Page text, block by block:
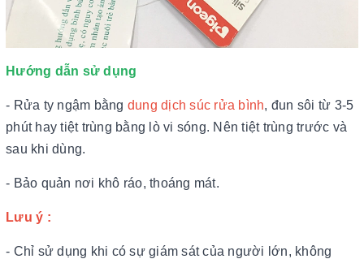
Hướng dẫn sử dụng
- Rửa ty ngậm bằng dung dịch súc rửa bình, đun sôi từ 3-5
phút hay tiệt trùng bằng lò vi sóng. Nên tiệt trùng trước và
sau khi dùng.
- Bảo quản nơi khô ráo, thoáng mát.
Lưu ý :
- Chỉ sử dụng khi có sự giám sát của người lớn, không